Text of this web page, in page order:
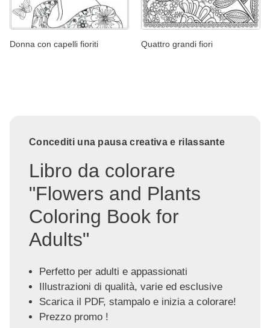
Donna con capelli fioriti Quattro grandi fiori
Concediti una pausa creativa e rilassante
Libro da colorare
"Flowers and Plants
Coloring Book for
Adults"
Perfetto per adulti e appassionati
Illustrazioni di qualità, varie ed esclusive
Scarica il PDF, stampalo e inizia a colorare!
Prezzo promo !